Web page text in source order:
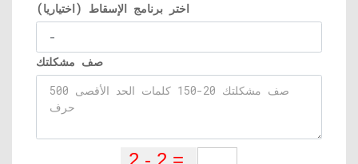
اختر برنامج الإسقاط (اختياريا)
صف مشكلتك